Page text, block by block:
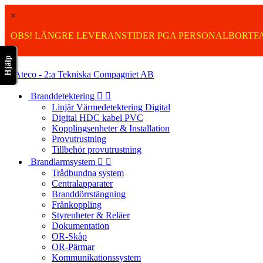
Hjälp
×
OBS! LÄNGRE LEVERANSTIDER PGA

Branddetektering  
Linjär Värmedetektering Digital
Digital HDC kabel PVC
Kopplingsenheter & Installation
Provutrustning
Tillbehör provutrustning
Brandlarmsystem  
Trådbundna system
Centralapparater
Branddörrstängning
Frånkoppling
Styrenheter & Reläer
Dokumentation
OR-Skåp
OR-Pärmar
Kommunikationssystem